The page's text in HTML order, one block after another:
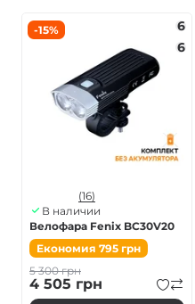
-15%
6
6
(16)
В наличии
Велофара Fenix BC30V20
Економия 795 грн
5 300грн
4 505 грн